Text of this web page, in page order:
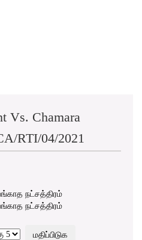
Vs. Chamara
RTI/04/2021